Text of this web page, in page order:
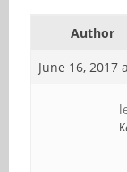
Author
June 16, 2017